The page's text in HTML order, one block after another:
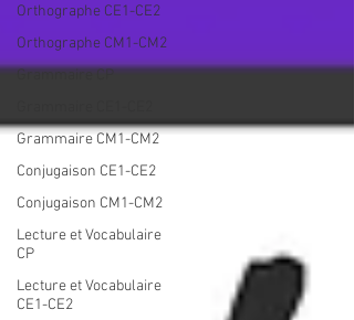
Orthographe CE1-CE2
Orthographe CM1-CM2
Grammaire CP
Grammaire CM1-CM2
Conjugaison CE1-CE2
Conjugaison CM1-CM2
Lecture et Vocabulaire
CP
Lecture et Vocabulaire
CE1-CE2